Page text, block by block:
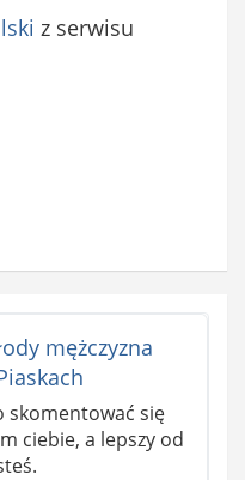
z serwisu
mężczyzna
skomentować się
ciebie, a lepszy od